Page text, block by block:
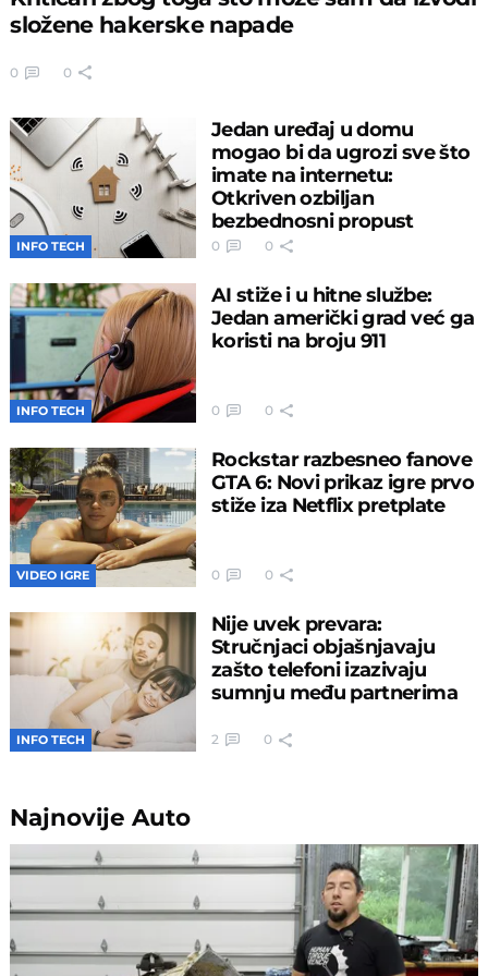
složene hakerske napade
0 0
INFO TECH
Jedan uređaj u domu
mogao bi da ugrozi sve što
imate na internetu:
Otkriven ozbiljan
bezbednosni propust
0 0
INFO TECH
AI stiže i u hitne službe:
Jedan američki grad već ga
koristi na broju 911
0 0
VIDEO IGRE
Rockstar razbesneo fanove
GTA 6: Novi prikaz igre prvo
stiže iza Netflix pretplate
0 0
INFO TECH
Nije uvek prevara:
Stručnjaci objašnjavaju
zašto telefoni izazivaju
sumnju među partnerima
2 0
NajnovijeAuto